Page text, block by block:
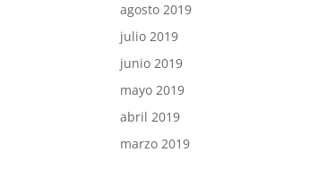
agosto 2019
julio 2019
junio 2019
mayo 2019
abril 2019
marzo 2019